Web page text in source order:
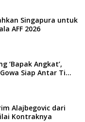
Singapura untuk
AFF 2026
‘Bapak Angkat’,
Siap Antar Tim
Alajbegovic dari
Kontraknya